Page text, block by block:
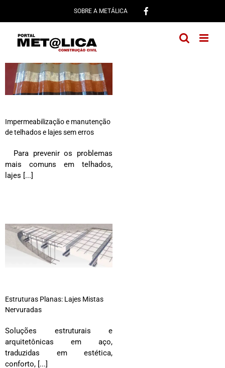
conteúdo
SOBRE A METÁLICA
Impermeabilização e manutenção
de telhados e lajes sem erros
Para prevenir os problemas
mais comuns em telhados,
lajes [...]
Estruturas Planas: Lajes Mistas
Nervuradas
Soluções estruturais e
arquitetônicas em aço,
traduzidas em estética,
conforto, [...]